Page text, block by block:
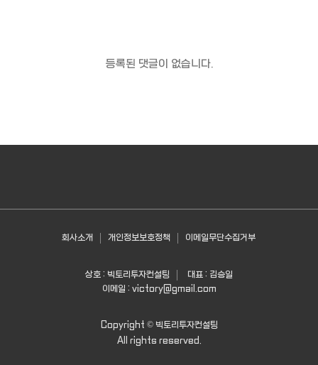
등록된 댓글이 없습니다.
회사소개 개인정보보호정책 이메일무단수집거부
상호 : 빅토리투자컨설팅
대표 : 김승일
이메일 : victory@gmail.com
Copyright © 빅토리투자컨설팅
All rights reserved.